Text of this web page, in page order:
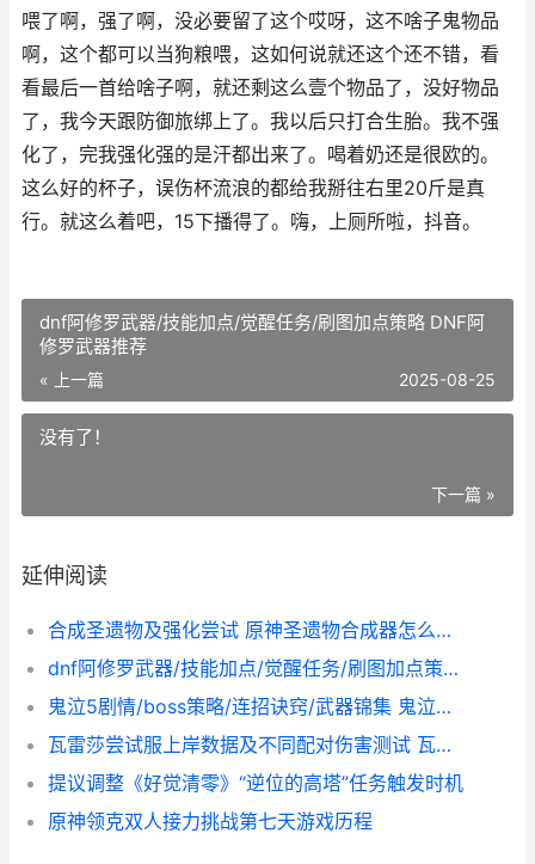
喂了啊，强了啊，没必要留了这个哎呀，这不啥子鬼物品
啊，这个都可以当狗粮喂，这如何说就还这个还不错，看
看最后一首给啥子啊，就还剩这么壹个物品了，没好物品
了，我今天跟防御旅绑上了。我以后只打合生胎。我不强
化了，完我强化强的是汗都出来了。喝着奶还是很欧的。
这么好的杯子，误伤杯流浪的都给我掰往右里20斤是真
行。就这么着吧，15下播得了。嗨，上厕所啦，抖音。
dnf阿修罗武器/技能加点/觉醒任务/刷图加点策略 DNF阿
修罗武器推荐
« 上一篇 2025-08-25
没有了！
下一篇 »
延伸阅读
合成圣遗物及强化尝试 原神圣遗物合成器怎么开启
dnf阿修罗武器/技能加点/觉醒任务/刷图加点策略 DNF阿修罗武器推荐
鬼泣5剧情/boss策略/连招诀窍/武器锦集 鬼泣五剧情流程
瓦雷莎尝试服上岸数据及不同配对伤害测试 瓦雷拉怎么获得
提议调整《好觉清零》“逆位的高塔”任务触发时机
原神领克双人接力挑战第七天游戏历程